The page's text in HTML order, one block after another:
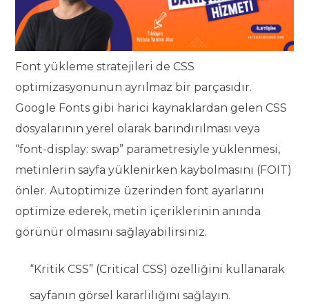
Font yükleme stratejileri de CSS
optimizasyonunun ayrılmaz bir parçasıdır.
Google Fonts gibi harici kaynaklardan gelen CSS
dosyalarının yerel olarak barındırılması veya
“font-display: swap” parametresiyle yüklenmesi,
metinlerin sayfa yüklenirken kaybolmasını (FOIT)
önler. Autoptimize üzerinden font ayarlarını
optimize ederek, metin içeriklerinin anında
görünür olmasını sağlayabilirsiniz.
“Kritik CSS” (Critical CSS) özelliğini kullanarak
sayfanın görsel kararlılığını sağlayın.